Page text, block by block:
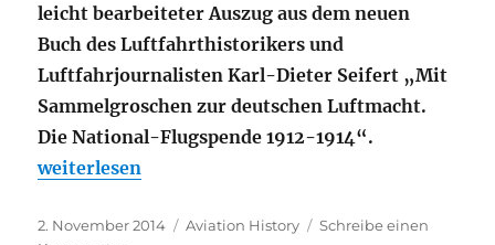
leicht bearbeiteter Auszug aus dem neuen
Buch des Luftfahrthistorikers und
Luftfahrjournalisten Karl-Dieter Seifert „Mit
Sammelgroschen zur deutschen Luftmacht.
Die National-Flugspende 1912-1914“.
„,Mit Sammelgroschen zur deutschen Luftmacht´“
weiterlesen
Veröffentlicht
2. November 2014 Kategorien
Aviation History
Schreibe einen